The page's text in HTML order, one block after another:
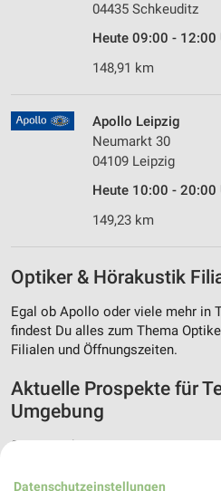
04435 Schkeuditz
Heute 09:00 - 12:00
148,91 km
Apollo Leipzig
Neumarkt 30
04109 Leipzig
Heute 10:00 - 20:00
149,23 km
Optiker & Hörakustik
Egal ob Apollo oder viele mehr in
findest Du alles zum Thema
Filialen und Öffnungszeiten.
Aktuelle Prospekte für
Umgebung
20 Prospekte
Lidl
Datenschutzeinstellungen